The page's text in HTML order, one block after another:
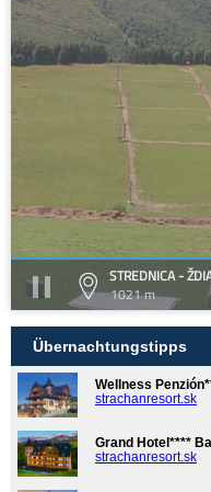
STREDNICA -
1021 m
Übernachtungstipps
Wellness
strachanresort.sk
Grand Hotel****
strachanresort.sk